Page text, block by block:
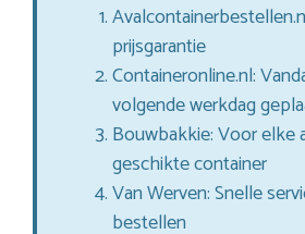
prijsgarantie
Containeronline.nl:
volgende werkdag
Bouwbakkie: Voor elke
geschikte container
Van Werven: Snelle
bestellen